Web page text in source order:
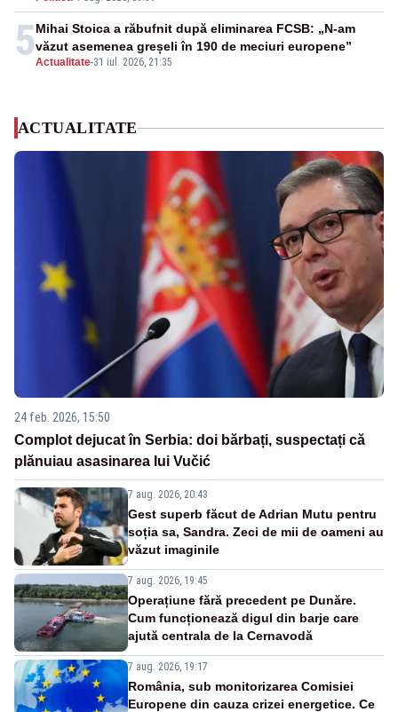
5Actualitate-31 iul. 2026, 21:35
Mihai Stoica a răbufnit după eliminarea FCSB: „N-am
văzut asemenea greșeli în 190 de meciuri europene”
ACTUALITATE
24 feb. 2026, 15:50
Complot dejucat în Serbia: doi bărbați, suspectați că
plănuiau asasinarea lui Vučić
7 aug. 2026, 20:43
Gest superb făcut de Adrian Mutu pentru
soția sa, Sandra. Zeci de mii de oameni au
văzut imaginile
7 aug. 2026, 19:45
Operațiune fără precedent pe Dunăre.
Cum funcționează digul din barje care
ajută centrala de la Cernavodă
7 aug. 2026, 19:17
România, sub monitorizarea Comisiei
Europene din cauza crizei energetice. Ce